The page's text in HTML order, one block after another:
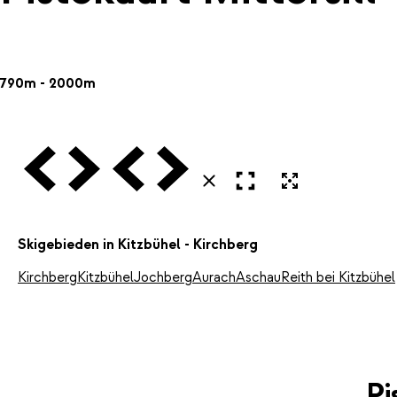
790m - 2000m
Vorige VolgendeVorige Volgende
SluitenOpen in volledig scherm
Skigebieden in Kitzbühel - Kirchberg
KirchbergKitzbühelJochbergAurachAschauReith bei Kitzbühel